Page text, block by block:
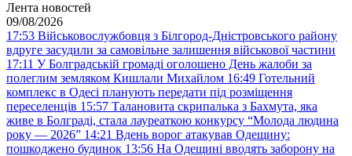
Лента новостей
09/08/2026
17:53 Військовослужбовця з Білгород-Дністровського району
вдруге засудили за самовільне залишення військової частини
17:11 У Болградській громаді оголошено День жалоби за
полеглим земляком Кишлали Михайлом 16:49 Готельний
комплекс в Одесі планують передати під розміщення
переселенців 15:57 Талановита скрипалька з Бахмута, яка
живе в Болграді, стала лауреаткою конкурсу “Молода людина
року — 2026” 14:21 Вдень ворог атакував Одещину:
пошкоджено будинок 13:56 На Одещині вводять заборону на